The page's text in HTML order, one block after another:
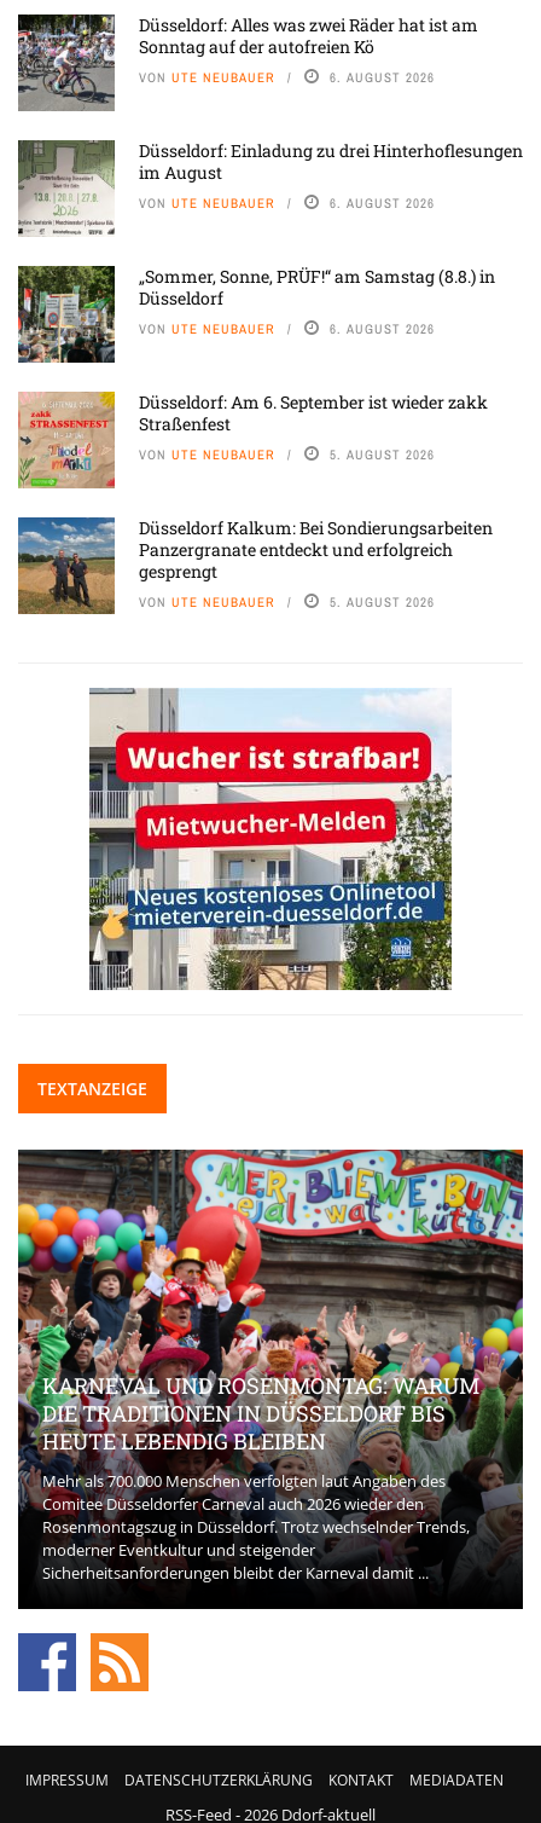
Düsseldorf: Alles was zwei Räder hat ist am
Sonntag auf der autofreien Kö
VON UTE NEUBAUER 6. AUGUST 2026
Düsseldorf: Einladung zu drei Hinterhoflesungen
im August
VON UTE NEUBAUER 6. AUGUST 2026
„Sommer, Sonne, PRÜF!“ am Samstag (8.8.) in
Düsseldorf
VON UTE NEUBAUER 6. AUGUST 2026
Düsseldorf: Am 6. September ist wieder zakk
Straßenfest
VON UTE NEUBAUER 5. AUGUST 2026
Düsseldorf Kalkum: Bei Sondierungsarbeiten
Panzergranate entdeckt und erfolgreich
gesprengt
VON UTE NEUBAUER 5. AUGUST 2026
TEXTANZEIGE
KARNEVAL UND ROSENMONTAG: WARUM
DIE TRADITIONEN IN DÜSSELDORF BIS
HEUTE LEBENDIG BLEIBEN
Mehr als 700.000 Menschen verfolgten laut Angaben des
Comitee Düsseldorfer Carneval auch 2026 wieder den
Rosenmontagszug in Düsseldorf. Trotz wechselnder Trends,
moderner Eventkultur und steigender
Sicherheitsanforderungen bleibt der Karneval damit ...
IMPRESSUM DATENSCHUTZERKLÄRUNG KONTAKT MEDIADATEN
RSS-Feed - 2026 Ddorf-aktuell